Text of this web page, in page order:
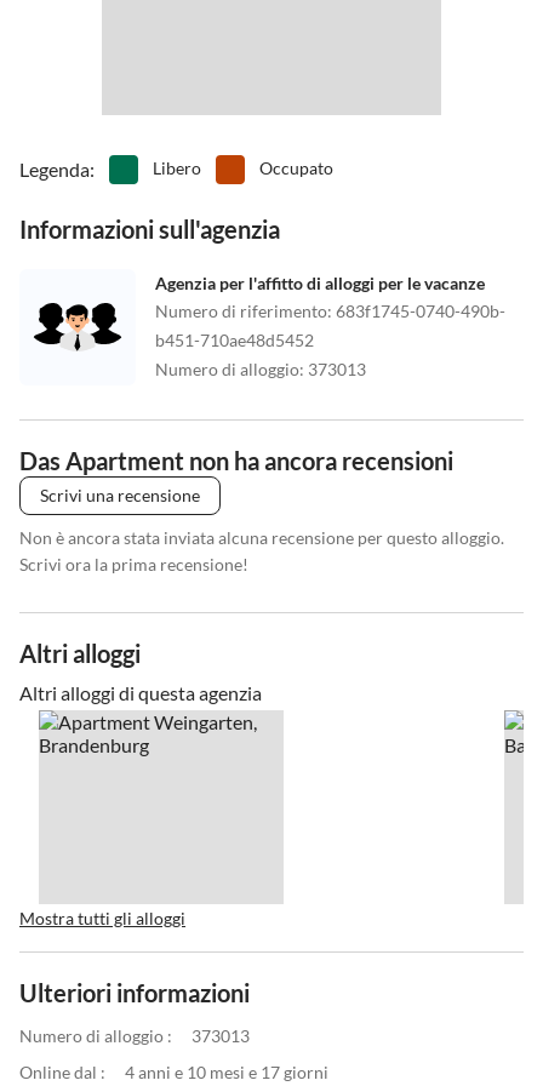
Legenda: Libero Occupato
Informazioni sull'agenzia
Agenzia per l'affitto di alloggi per le vacanze
Numero di riferimento: 683f1745-0740-490b-
b451-710ae48d5452
Numero di alloggio: 373013
Das Apartment non ha ancora recensioni
Scrivi una recensione
Non è ancora stata inviata alcuna recensione per questo alloggio.
Scrivi ora la prima recensione!
Altri alloggi
Altri alloggi di questa agenzia
Mostra tutti gli alloggi
Ulteriori informazioni
Numero di alloggio :
373013
Online dal :
4 anni e 10 mesi e 17 giorni